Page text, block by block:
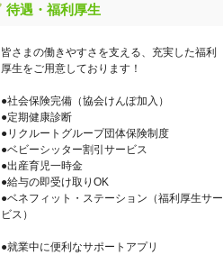
待遇・福利厚生
皆さまの働きやすさを支える、充実した福利
厚生をご用意しております！
●社会保険完備（協会けんぽ加入）
●定期健康診断
●リクルートグループ団体保険制度
●ベビーシッター割引サービス
●出産育児一時金
●給与の即受け取りOK
●ベネフィット・ステーション（福利厚生サー
ビス）
●就業中に便利なサポートアプリ